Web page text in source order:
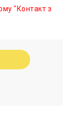
"Контакт з